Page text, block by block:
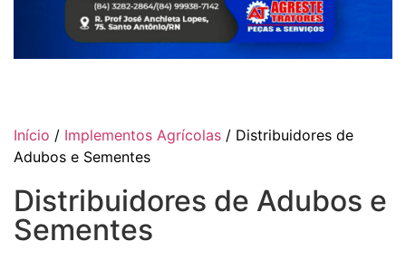
Início / Implementos Agrícolas / Distribuidores de
Adubos e Sementes
Distribuidores de Adubos e
Sementes